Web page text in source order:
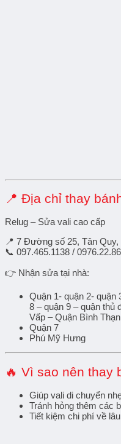
📍 Địa chỉ thay
Relug – Sửa vali cao cấp
📍 7 Đường số 25, Tân Quy,
📞 097.465.1138 /
👉 Nhận sửa tại nhà:
Quận 1- quận 2- quận
8 – quận 9 – quận thủ
Vấp – Quận Bình
Quận 7
Phú Mỹ Hưng
🔥 Vì sao nên thay
Giúp vali di chuyển
Tránh hỏng thêm các
Tiết kiệm chi phí về